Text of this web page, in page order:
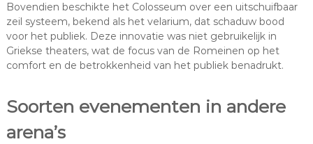
Bovendien beschikte het Colosseum over een uitschuifbaar
zeil systeem, bekend als het velarium, dat schaduw bood
voor het publiek. Deze innovatie was niet gebruikelijk in
Griekse theaters, wat de focus van de Romeinen op het
comfort en de betrokkenheid van het publiek benadrukt.
Soorten evenementen in andere
arena’s